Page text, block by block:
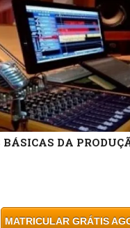
BÁSICAS DA
MATRICULAR GRÁTIS